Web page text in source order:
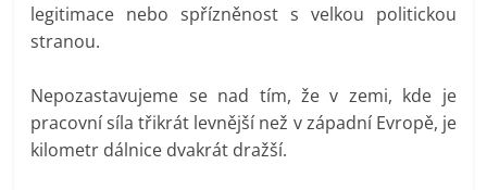
legitimace nebo spřízněnost s velkou politickou
stranou.
Nepozastavujeme se nad tím, že v zemi, kde je
pracovní síla třikrát levnější než v západní Evropě, je
kilometr dálnice dvakrát dražší.